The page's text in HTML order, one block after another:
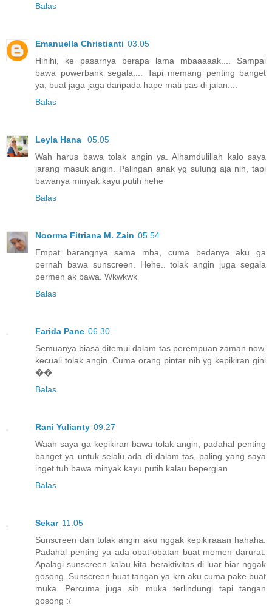
Balas
Emanuella Christianti 03.05
Hihihi, ke pasarnya berapa lama mbaaaaak.... Sampai
bawa powerbank segala.... Tapi memang penting banget
ya, buat jaga-jaga daripada hape mati pas di jalan....
Balas
Leyla Hana
05.05
Wah harus bawa tolak angin ya. Alhamdulillah kalo saya
jarang masuk angin. Palingan anak yg sulung aja nih, tapi
bawanya minyak kayu putih hehe
Balas
Noorma Fitriana M. Zain 05.54
Empat barangnya sama mba, cuma bedanya aku ga
pernah bawa sunscreen. Hehe.. tolak angin juga segala
permen ak bawa. Wkwkwk
Balas
Farida Pane 06.30
Semuanya biasa ditemui dalam tas perempuan zaman now,
kecuali tolak angin. Cuma orang pintar nih yg kepikiran gini
��
Balas
Rani Yulianty 09.27
Waah saya ga kepikiran bawa tolak angin, padahal penting
banget ya untuk selalu ada di dalam tas, paling yang saya
inget tuh bawa minyak kayu putih kalau bepergian
Balas
Sekar 11.05
Sunscreen dan tolak angin aku nggak kepikiraaan hahaha.
Padahal penting ya ada obat-obatan buat momen darurat.
Apalagi sunscreen kalau kita beraktivitas di luar biar nggak
gosong. Sunscreen buat tangan ya krn aku cuma pake buat
muka. Percuma juga sih muka terlindungi tapi tangan
gosong :/